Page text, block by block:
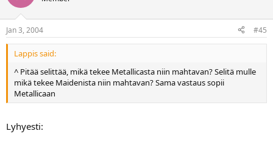
Jan 3, 2004 #45
Lappis said:
^ Pitää selittää, mikä tekee Metallicasta niin mahtavan? Selitä mulle
mikä tekee Maidenista niin mahtavan? Sama vastaus sopii
Metallicaan
Lyhyesti: